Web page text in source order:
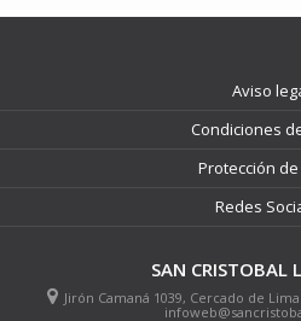
Aviso
Condiciones
Protección
Redes
SAN CRISTOBAL
Jirón Camaná 1039, Cercado de